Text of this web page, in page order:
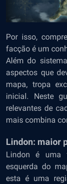
Por isso,
facção é um
Além do
aspectos que
mapa, tropa
inicial. Neste
relevantes de
mais combina
Lindon: maior
Lindon é uma
esquerda do
esta é uma